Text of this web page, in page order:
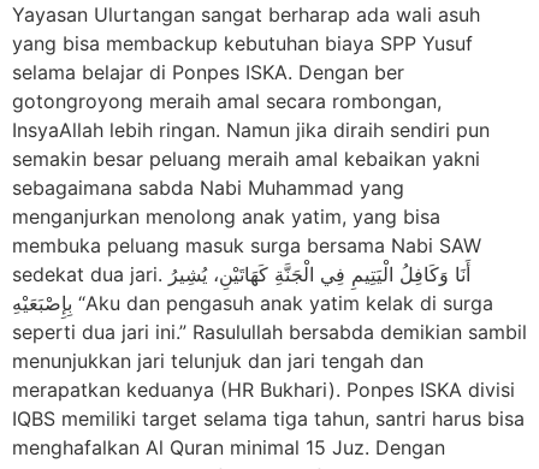
Yayasan Ulurtangan sangat berharap ada wali asuh
yang bisa membackup kebutuhan biaya SPP Yusuf
selama belajar di Ponpes ISKA. Dengan ber
gotongroyong meraih amal secara rombongan,
InsyaAllah lebih ringan. Namun jika diraih sendiri pun
semakin besar peluang meraih amal kebaikan yakni
sebagaimana sabda Nabi Muhammad yang
menganjurkan menolong anak yatim, yang bisa
membuka peluang masuk surga bersama Nabi SAW
sedekat dua jari. أَنَا وَكَافِلُ الْيَتِيمِ فِي الْجَنَّةِ كَهَاتَيْنِ، يُشِيرُ
بِإِصْبَعَيْهِ “Aku dan pengasuh anak yatim kelak di surga
seperti dua jari ini.” Rasulullah bersabda demikian sambil
menunjukkan jari telunjuk dan jari tengah dan
merapatkan keduanya (HR Bukhari). Ponpes ISKA divisi
IQBS memiliki target selama tiga tahun, santri harus bisa
menghafalkan Al Quran minimal 15 Juz. Dengan